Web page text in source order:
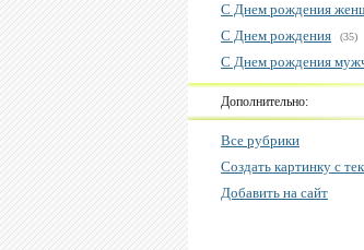
С Днем рождения
С Днем рождения (35)
С Днем рождения
Дополнительно:
Все рубрики
Создать картинку с
Добавить на сайт